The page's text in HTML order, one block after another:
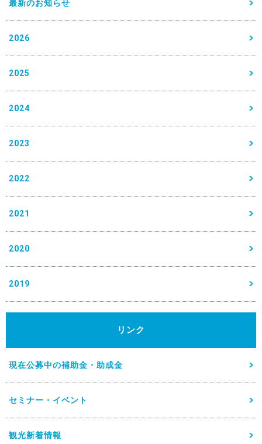
最新のお知らせ
2026
2025
2024
2023
2022
2021
2020
2019
リンク
現在公募中の補助金・助成金
セミナー・イベント
観光新着情報